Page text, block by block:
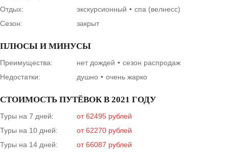
Отдых:
экскурсионный
спа (велнесс)
Сезон:
закрыт
ПЛЮСЫ И МИНУСЫ
Преимущества: нет дождей
сезон распродаж
Недостатки:
душно очень жарко
СТОИМОСТЬ ПУТЁВОК В 2021 ГОДУ
Туры на 7 дней:
от 62495 рублей
Туры на 10 дней:
от 62270 рублей
Туры на 14 дней:
от 66087 рублей